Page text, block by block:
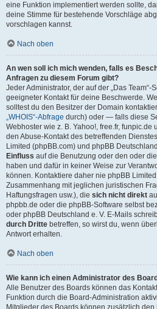
eine Funktion implementiert werden sollte,
deine Stimme für bestehende Vorschläge
vorschlagen kannst.
Nach oben
An wen soll ich mich wenden, falls es
Anfragen zu diesem Forum gibt?
Jeder Administrator, der auf der „Das Team“-
geeigneter Kontakt für deine Beschwerde.
solltest du den Besitzer der Domain
„WHOIS“-Abfrage durch) oder — falls diese
Webhoster wie z. B. Yahoo!, free.fr,
den Abuse-Kontakt des betreffenden
Limited (phpBB.com) und phpBB
Einfluss auf die Benutzung oder den oder
haben und dafür in keiner Weise zur
können. Kontaktiere daher nie phpBB
Zusammenhang mit jeglichen juristischen
Haftungsfragen usw.), die sich nicht direkt
phpbb.de oder die phpBB-Software selbst
oder phpBB Deutschland e. V. E-Mails
durch Dritte betreffen, so wirst du, wenn
Antwort erhalten.
Nach oben
Wie kann ich einen Administrator des
Alle Benutzer des Boards können das
Funktion durch die Board-Administration
Mitglieder des Boards können zusätzlich den